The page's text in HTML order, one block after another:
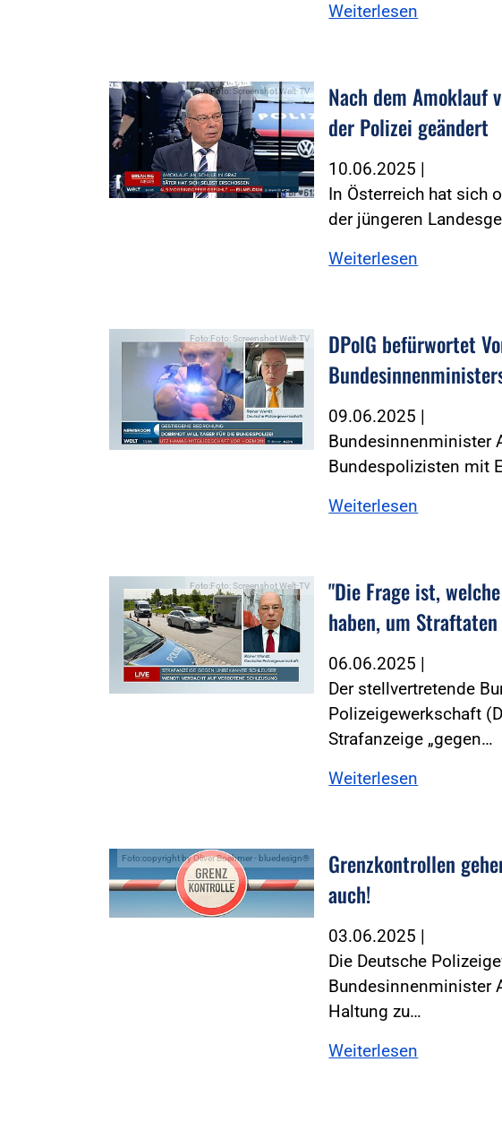
Weiterlesen
Foto:Foto: Screenshot Welt-TV
Nach dem Amoklauf
der Polizei geändert
10.06.2025 |
In Österreich hat sich
der jüngeren
Weiterlesen
Foto:Foto: Screenshot Welt-TV
DPolG befürwortet
09.06.2025 |
Bundesinnenminister
Bundespolizisten mit
Weiterlesen
Foto:Foto: Screenshot Welt-TV
"Die Frage ist,
haben, um
06.06.2025 |
Der stellvertretende
Polizeigewerkschaft
Strafanzeige „gegen…
Weiterlesen
Foto:copyright by Oliver Boehmer - bluedesign®
Grenzkontrollen
auch!
03.06.2025 |
Die Deutsche
Bundesinnenminister
Haltung zu…
Weiterlesen